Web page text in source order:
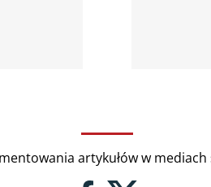
artykułów w mediach